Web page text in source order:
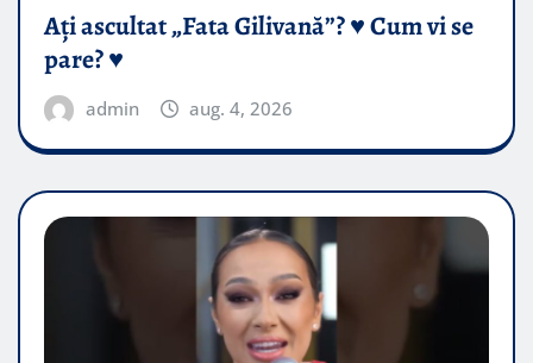
Ați ascultat „Fata Gilivană”? ♥️ Cum vi se
pare? ♥️
admin aug. 4, 2026